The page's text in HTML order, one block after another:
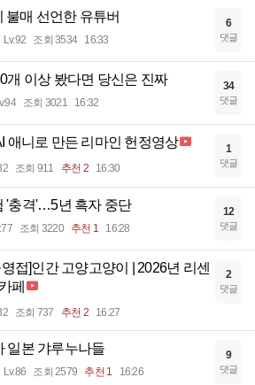
불매 선언한 유튜버
Lv.92 조회 3534 16:33
6
댓글
개 이상 봤다면 당신은 진짜
조회 3021 16:32
34
댓글
애니로 만든 리마인 헌정영상
조회 911 추천 2 16:30
1
댓글
'충격'…5년 흑자 중단
조회 3220 추천 1 16:28
12
댓글
접]인간 고양고양이 | 2026년 리센
페
조회 737 추천 2 16:27
2
댓글
일본 갸루누나들
Lv.86 조회 2579 추천 1 16:26
9
댓글